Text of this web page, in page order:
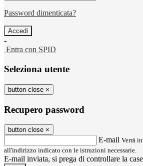
Password dimenticata?
-
Entra con SPID
Seleziona utente
button close ×
Recupero password
button close ×
E-mail Verrà
all'indirizzo indicato con le istruzioni necessarie.
E-mail inviata, si prega di controllare la